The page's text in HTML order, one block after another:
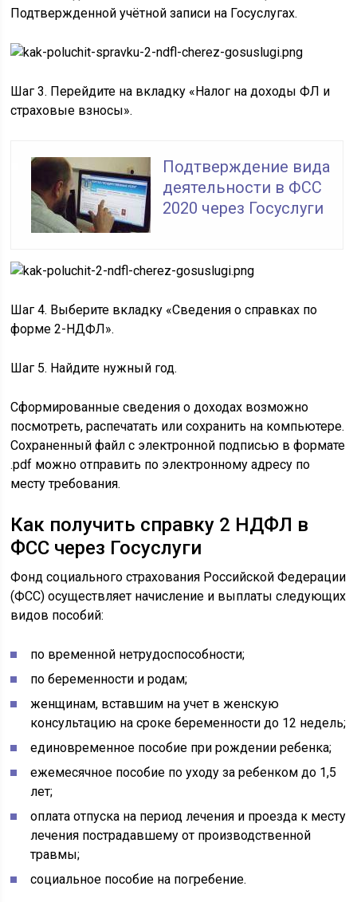
Подтвержденной учётной записи на Госуслугах.
Шаг 3. Перейдите на вкладку «Налог на доходы ФЛ и
страховые взносы».
Подтверждение вида
деятельности в ФСС
2020 через Госуслуги
Шаг 4. Выберите вкладку «Сведения о справках по
форме 2-НДФЛ».
Шаг 5. Найдите нужный год.
Сформированные сведения о доходах возможно
посмотреть, распечатать или сохранить на компьютере.
Сохраненный файл с электронной подписью в формате
.pdf можно отправить по электронному адресу по
месту требования.
Как получить справку 2 НДФЛ в
ФСС через Госуслуги
Фонд социального страхования Российской Федерации
(ФСС) осуществляет начисление и выплаты следующих
видов пособий:
по временной нетрудоспособности;
по беременности и родам;
женщинам, вставшим на учет в женскую
консультацию на сроке беременности до 12 недель;
единовременное пособие при рождении ребенка;
ежемесячное пособие по уходу за ребенком до 1,5
лет;
оплата отпуска на период лечения и проезда к месту
лечения пострадавшему от производственной
травмы;
социальное пособие на погребение.